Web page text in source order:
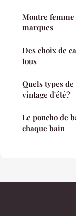
Montre
marques
Des choix de
tous
Quels types
vintage d'été?
Le poncho de
chaque bain